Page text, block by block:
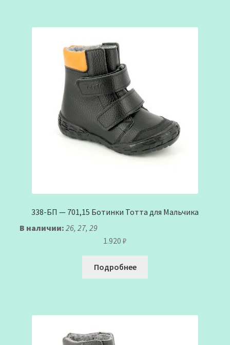
338-БП — 701,15 Ботинки Тотта для Мальчика
В наличии: 26, 27, 29
1.920 ₽
Подробнее